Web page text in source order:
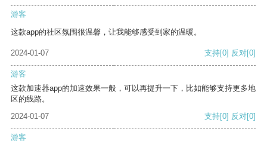
游客
这款app的社区氛围很温馨，让我能够感受到家的温暖。
2024-01-07 支持[0] 反对[0]
游客
这款加速器app的加速效果一般，可以再提升一下，比如能够支持更多地
区的线路。
2024-01-07
支持[0] 反对[0]
游客